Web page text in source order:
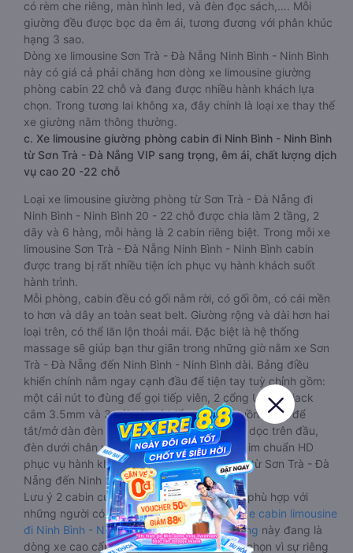
có rèm che riêng, màn hình led, và đèn đọc sách,…. Mỗi
giường đều được bọc da êm ái, tương đương với phân khúc
hạng 3 sao.
Dòng xe limousine Sơn Trà - Đà Nẵng Ninh Bình - Ninh Bình
này có giá cả phải chăng hơn dòng xe limousine giường
phòng cabin 22 chỗ và đang được nhiều hành khách lựa
chọn. Trong tương lai không xa, đây chính là loại xe thay thế
xe giường nằm thông thường.
c. Xe limousine giường phòng cabin đi Ninh Bình - Ninh Bình
từ Sơn Trà - Đà Nẵng VIP sang trọng, êm ái, chất lượng dịch
vụ cao 20 -22 chỗ
Loại xe limousine giường phòng từ Sơn Trà - Đà Nẵng đi
Ninh Bình - Ninh Bình 20 - 22 chỗ được chia làm 2 tầng, 2
dãy và 6 hàng, mỗi hàng là 2 cabin riêng biệt. Trong mỗi xe
limousine Sơn Trà - Đà Nẵng Ninh Bình - Ninh Bình cabin
được trang bị rất nhiều tiện ích phục vụ hành khách suốt
hành trình.
Mỗi phòng, cabin đều có gối nằm rời, có gối ôm, có cái mền
to hơn và dây an toàn seat belt. Giường rộng và dài hơn hai
loại trên, có thể lăn lộn thoải mái. Đặc biệt là hệ thống
massage sẽ giúp bạn thư giãn trong những giờ nằm xe Sơn
Trà - Đà Nẵng đến Ninh Bình - Ninh Bình dài. Bảng điều
khiển chính nằm ngay cạnh đầu để tiện tay tuỳ chỉnh gồm:
một cái nút to đùng để gọi tiếp viên, 2 cổng USB , 1 jack
cắm 3.5mm và 3 cái nút có biểu tượng nguồn dùng để
tắt/mở dàn đèn chính của buồng nằm chạy dọc trên đầu,
đèn dưới chân và màn hình tv có đầy đủ phim chuẩn HD
phục vụ hành khách giải trí trong chuyến đi từ Sơn Trà - Đà
Nẵng đến Ninh Bình - Ninh Bình.
Lưu ý 2 cabin cuối thường thiết kế nhỏ hơn phù hợp với
những người có thân hình nhỏ nhắn. Dòngxe cabin limousine
đi Ninh Bình - Ninh Bình từ Sơn Trà - Đà Nẵng này đang là
dòng xe cao cấp nhất, hành khách thường chọn vì sự riêng